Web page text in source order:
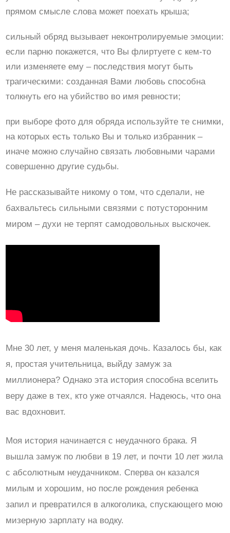
прямом смысле слова может поехать крыша;
сильный обряд вызывает неконтролируемые эмоции:
если парню покажется, что Вы флиртуете с кем-то
или изменяете ему – последствия могут быть
трагическими: созданная Вами любовь способна
толкнуть его на убийство во имя ревности;
при выборе фото для обряда используйте те снимки,
на которых есть только Вы и только избранник –
иначе можно случайно связать любовными чарами
совершенно другие судьбы.
Не рассказывайте никому о том, что сделали, не
бахвальтесь сильными связями с потусторонним
миром – духи не терпят самодовольных выскочек.
Мне 30 лет, у меня маленькая дочь. Казалось бы, как
я, простая учительница, выйду замуж за
миллионера? Однако эта история способна вселить
веру даже в тех, кто уже отчаялся. Надеюсь, что она
вас вдохновит.
Моя история начинается с неудачного брака. Я
вышла замуж по любви в 19 лет, и почти 10 лет жила
с абсолютным неудачником. Сперва он казался
милым и хорошим, но после рождения ребенка
запил и превратился в алкоголика, спускающего мою
мизерную зарплату на водку.